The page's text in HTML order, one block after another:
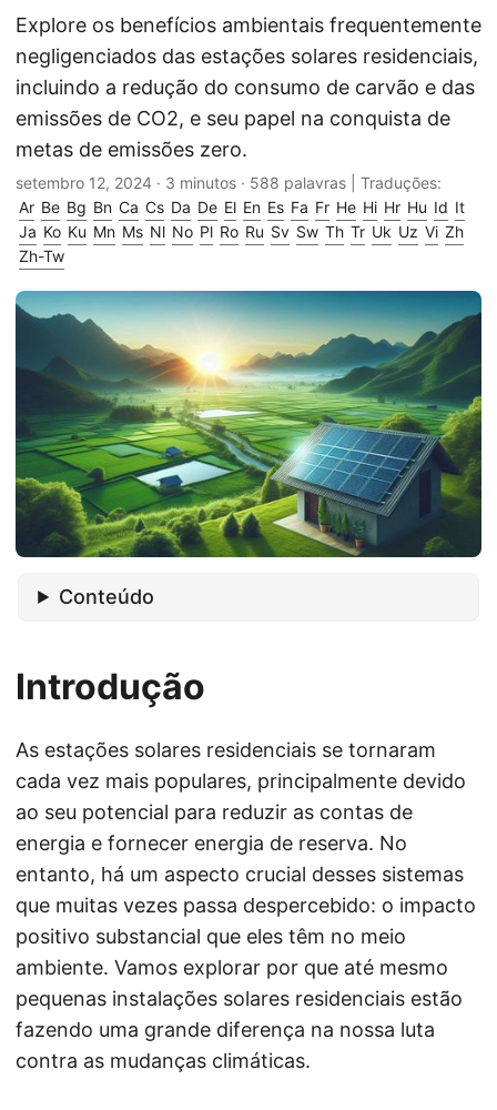
Explore os benefícios ambientais frequentemente
negligenciados das estações solares residenciais,
incluindo a redução do consumo de carvão e das
emissões de CO2, e seu papel na conquista de
metas de emissões zero.
setembro 12, 2024 · 3 minutos · 588 palavras | Traduções:
Ar Be Bg Bn Ca Cs Da De El En Es Fa Fr He Hi Hr Hu Id It
Ja Ko Ku Mn Ms Nl No Pl Ro Ru Sv Sw Th Tr Uk Uz Vi Zh
Zh-Tw
Conteúdo
Introdução
As estações solares residenciais se tornaram
cada vez mais populares, principalmente devido
ao seu potencial para reduzir as contas de
energia e fornecer energia de reserva. No
entanto, há um aspecto crucial desses sistemas
que muitas vezes passa despercebido: o impacto
positivo substancial que eles têm no meio
ambiente. Vamos explorar por que até mesmo
pequenas instalações solares residenciais estão
fazendo uma grande diferença na nossa luta
contra as mudanças climáticas.